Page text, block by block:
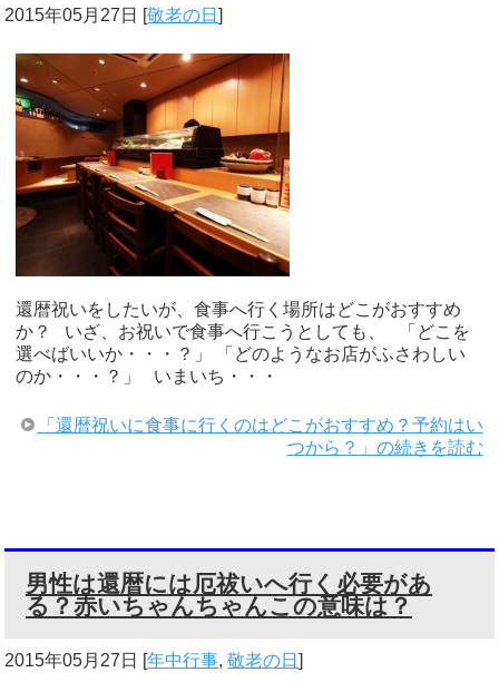
2015年05月27日 [敬老の日
還暦祝いをしたいが、食事へ行く場所はどこがおすすめ
か？ いざ、お祝いで食事へ行こうとしても、 「どこを
選べばいいか・・・？」 「どのようなお店がふさわしい
のか・・・？」 いまいち・・・
「還暦祝いに食事に行くのはどこがおすすめ？予約はい
つから？」の続きを読む
男性は還暦には厄祓いへ行く必要があ
る？赤いちゃんちゃんこの意味は？
2015年05月27日 [年中行事,敬老の日]